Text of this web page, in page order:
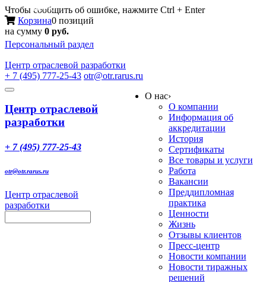
Чтобы сообщить об ошибке, нажмите Ctrl + Enter
Корзина0 позиций
на сумму 0 руб.
Персональный раздел
Центр отраслевой разработки
+ 7 (495) 777-25-43 otr@otr.rarus.ru
Toggle
Меню
Центр отраслевой
разработки
+ 7 (495) 777-25-43
otr@otr.rarus.ru
Центр отраслевой
разработки
О нас›
О компании
Информация об
аккредитации
История
Сертификаты
Все товары и услуги
Работа
Вакансии
Преддипломная
практика
Ценности
Жизнь
Отзывы клиентов
Пресс-центр
Новости компании
Новости тиражных
решений